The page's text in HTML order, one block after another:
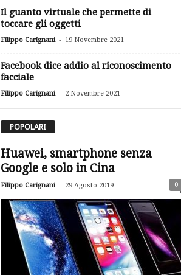
Il guanto virtuale che permette di
toccare gli oggetti
Filippo Carignani - 19 Novembre 2021
Facebook dice addio al riconoscimento
facciale
Filippo Carignani - 2 Novembre 2021
POPOLARI
Huawei, smartphone senza
Google e solo in Cina
Filippo Carignani - 29 Agosto 2019 0